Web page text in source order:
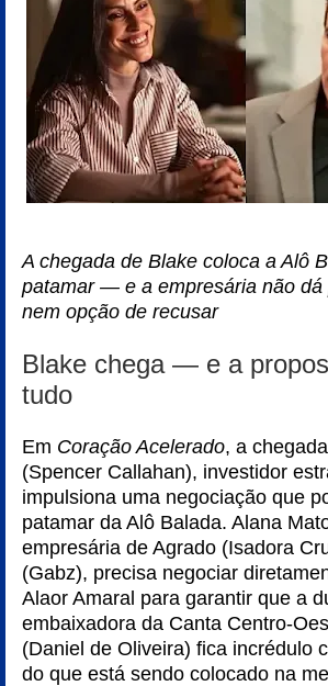
A chegada de Blake coloca a Alô
patamar — e a empresária não dá
nem opção de recusar
Blake chega — e a
tudo
Em Coração Acelerado, a
(Spencer Callahan), investidor
impulsiona uma negociação que
patamar da Alô Balada. Alana
empresária de Agrado (Isadora
(Gabz), precisa negociar
Alaor Amaral para garantir que a
embaixadora da Canta Centro-
(Daniel de Oliveira) fica incrédulo
do que está sendo colocado na